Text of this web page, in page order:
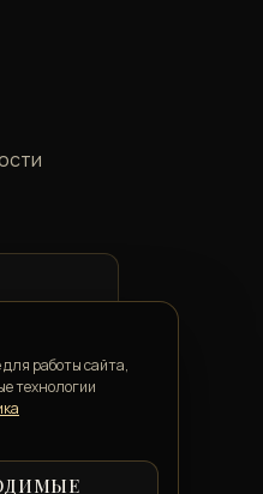
работы сайта,
технологии